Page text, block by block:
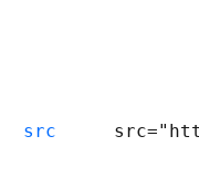
src